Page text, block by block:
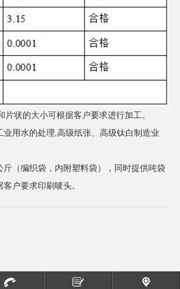
片状的大小可根据客户要求进行加工。
业用水的处理,高级纸张、高级钛白制造业
斤（编织袋，内附塑料袋），同时提供吨袋
户要求印刷唛头。